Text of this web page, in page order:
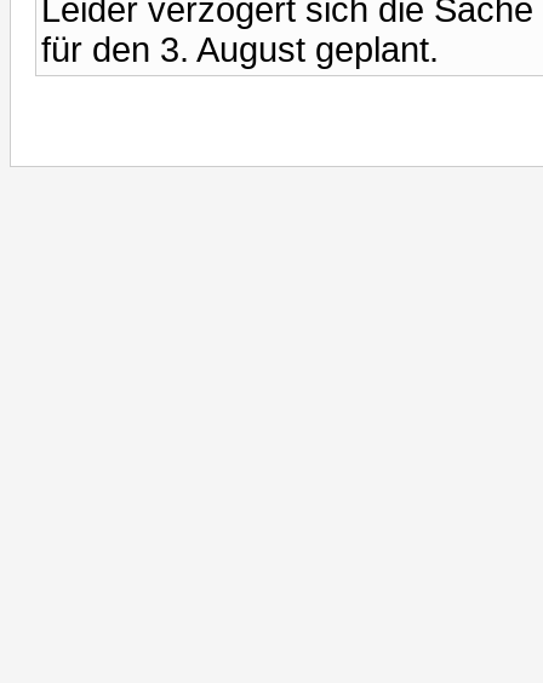
Leider verzögert sich die
für den 3. August geplant.